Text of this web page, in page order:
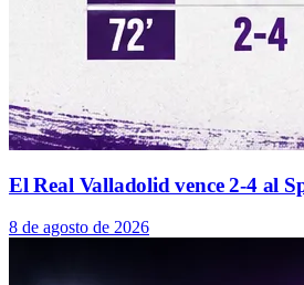
El Real Valladolid vence 2-4 al
8 de agosto de 2026